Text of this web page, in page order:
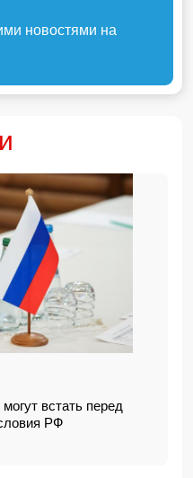
новостями на
встать перед
РФ